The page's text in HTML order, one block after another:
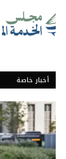
أخبار خاصة